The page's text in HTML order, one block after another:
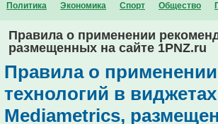
Политика Экономика Спорт Общество
Правила о применении
размещенных на сайте 1PNZ.ru
Правила о
технологий в
Mediametrics,